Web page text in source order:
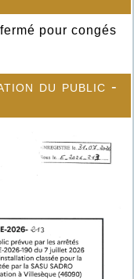
pour congés
du public -